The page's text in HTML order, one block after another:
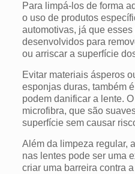
Para limpá-los de forma
o uso de produtos
automotivas, já que
desenvolvidos para
ou arriscar a superfície
Evitar materiais ásperos
esponjas duras, também
podem danificar a lente.
microfibra, que são
superfície sem causar
Além da limpeza regular,
nas lentes pode ser uma
criar uma barreira contra